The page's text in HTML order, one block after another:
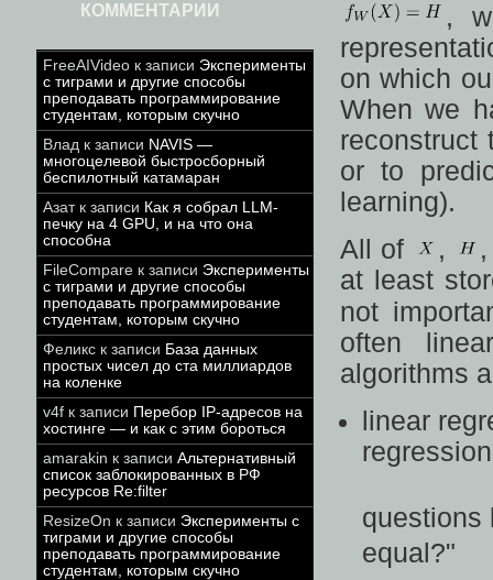
КОММЕНТАРИИ
FreeAIVideo к записи Эксперименты
с тиграми и другие способы
преподавать программирование
студентам, которым скучно
Влад к записи NAVIS —
многоцелевой быстросборный
беспилотный катамаран
Азатк записи Как я собрал LLM-
печку на 4 GPU, и на что она
способна
FileCompare к записи Эксперименты
с тиграми и другие способы
преподавать программирование
студентам, которым скучно
Феликс к записи База данных
простых чисел до ста миллиардов
на коленке
v4f к записи Перебор IP-адресов на
хостинге — и как с этим бороться
amarakin к записи Альтернативный
список заблокированных в РФ
ресурсов Re:filter
ResizeOn к записи Эксперименты с
тиграми и другие способы
преподавать программирование
студентам, которым скучно
,
on which
When we
or to
learning).
All of
,
at least
not
often
algorithms
linear
equal?"